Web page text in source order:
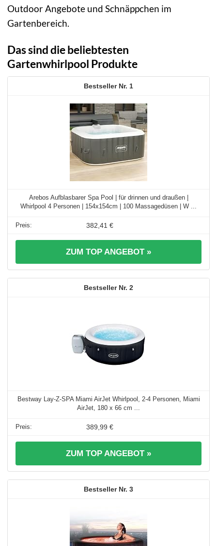
Outdoor Angebote und Schnäppchen im
Gartenbereich.
Das sind die beliebtesten
Gartenwhirlpool Produkte
1
Arebos Aufblasbarer Spa Pool | für drinnen und draußen |
Whirlpool 4 Personen | 154x154cm | 100 Massagedüsen | W ...
382,41 €
ZUM TOP ANGEBOT »
2
Bestway Lay-Z-SPA Miami AirJet Whirlpool, 2-4 Personen, Miami
AirJet, 180 x 66 cm ...
389,99 €
ZUM TOP ANGEBOT »
3